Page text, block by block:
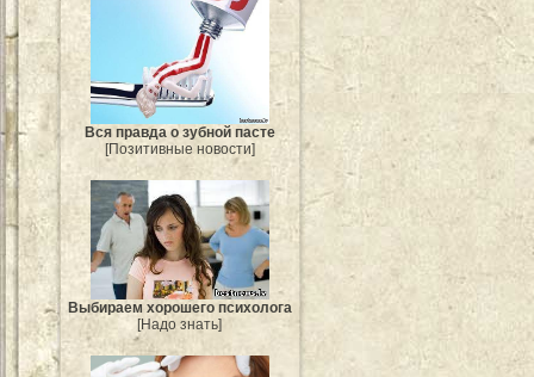
Вся правда о зубной пасте
[Позитивные новости]
Выбираем хорошего психолога
[Надо знать]